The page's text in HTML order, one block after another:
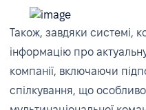
Також, завдяки системі,
інформацію про
компанії, включаючи
спілкування, що